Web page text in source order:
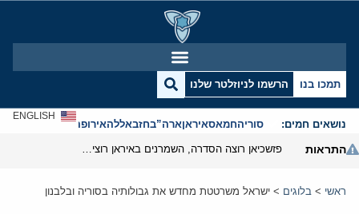
תמכו בנו הרשמו לניוזלטר שלנו
נושאים חמים: סוריהחמאסאיראןארה”בחזבאללהאירופהאנטישמיות
ENGLISH
התראות
ראשי > בלוגים > ישראל משרטטת מחדש את גבולותיה בסוריה ובלבנון